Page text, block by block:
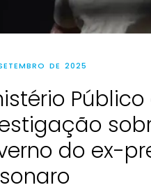
DE 2025
do ex-